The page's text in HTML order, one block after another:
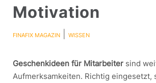
Motivation
FINAFIX MAGAZIN| WISSEN
Geschenkideen für Mitarbeitersind
Aufmerksamkeiten. Richtig eingesetzt,